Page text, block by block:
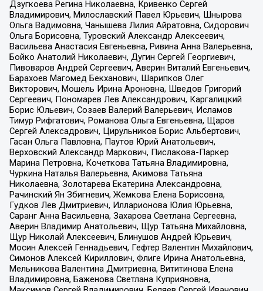
Дзугкоева Регина Николаевна, Кривенко Сергей
Владимирович, Милославский Павел Юрьевич, Шнырова
Ольга Вадимовна, Чанышева Лилия Айратовна, Сидорович
Ольга Борисовна, Туровский Александр Алексеевич,
Васильева Анастасия Евгеньевна, Ривина Анна Валерьевна,
Бойко Анатолий Николаевич, Дугин Сергей Георгиевич,
Пивоваров Андрей Сергеевич, Аверин Виталий Евгеньевич,
Барахоев Магомед Бекханович, Шарипков Олег
Викторович, Мошель Ирина Ароновна, Шведов Григорий
Сергеевич, Пономарев Лев Александрович, Каргалицкий
Борис Юльевич, Созаев Валерий Валерьевич, Исламов
Тимур Рифгатович, Романова Ольга Евгеньевна, Щаров
Сергей Алексадрович, Цирульников Борис Альбертович,
Гасан Ольга Павловна, Паутов Юрий Анатольевич,
Верховский Александр Маркович, Пислакова-Паркер
Марина Петровна, Кочеткова Татьяна Владимировна,
Чуркина Наталья Валерьевна, Акимова Татьяна
Николаевна, Золотарева Екатерина Александровна,
Рачинский Ян Збигневич, Жемкова Елена Борисовна,
Гудков Лев Дмитриевич, Илларионова Юлия Юрьевна,
Саранг Анна Васильевна, Захарова Светлана Сергеевна,
Аверин Владимир Анатольевич, Щур Татьяна Михайловна,
Щур Николай Алексеевич, Блинушов Андрей Юрьевич,
Мосин Алексей Геннадьевич, Гефтер Валентин Михайлович,
Симонов Алексей Кириллович, Флиге Ирина Анатольевна,
Мельникова Валентина Дмитриевна, Вититинова Елена
Владимировна, Баженова Светлана Куприяновна,